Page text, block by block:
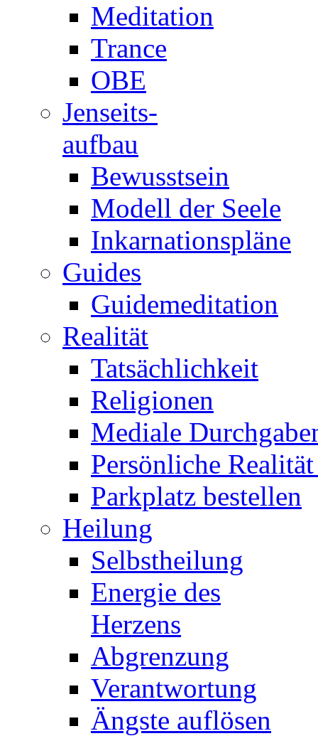
Meditation
Trance
OBE
Jenseits-
aufbau
Bewusstsein
Modell der Seele
Inkarnationspläne
Guides
Guidemeditation
Realität
Tatsächlichkeit
Religionen
Mediale
Persönliche
Parkplatz bestellen
Heilung
Selbstheilung
Energie des
Herzens
Abgrenzung
Verantwortung
Ängste auflösen